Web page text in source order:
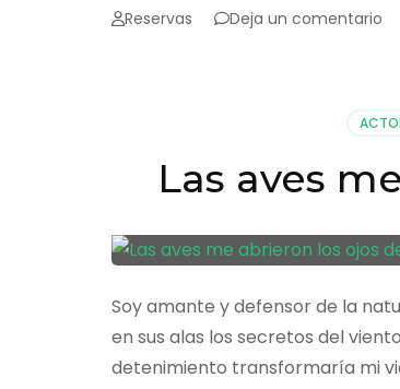
Reservas Deja un comentario
Day
Las aves
Soy amante y defensor de la
en sus alas los secretos del
detenimiento transformaría mi